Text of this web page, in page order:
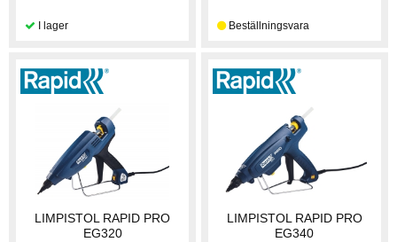
LIMPISTOL RAPID PRO
EG320
LIMPISTOL RAPID PRO
EG340